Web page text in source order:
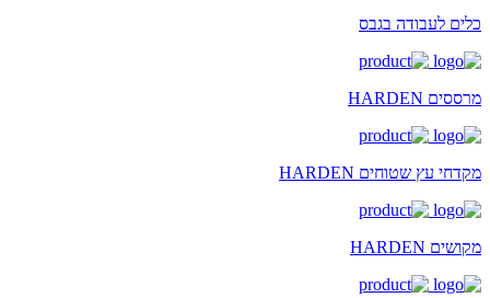
כלים לעבודה בגבס
מרססים HARDEN
מקדחי עץ שטוחים HARDEN
מקושים HARDEN